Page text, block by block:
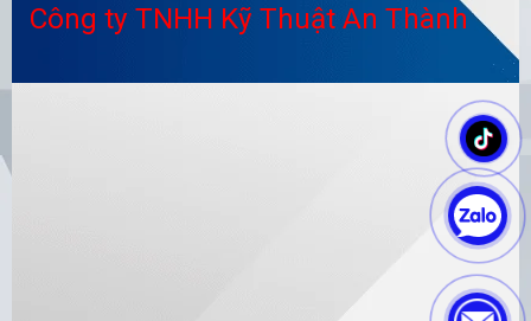
Công ty TNHH Kỹ Thuật An Thành